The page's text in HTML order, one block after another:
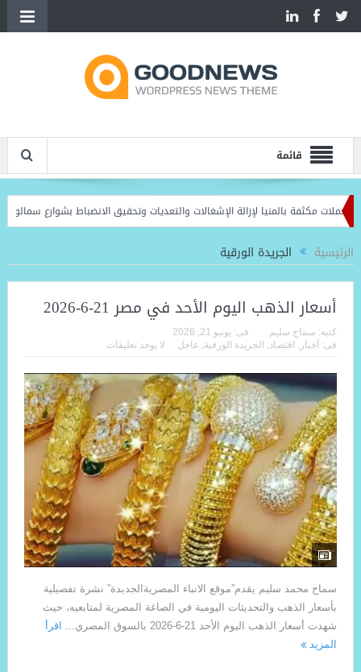
قائمة
بالمنيا لإزالة الإشغالات والتعديات وتحقيق الانضباط بشوارع سمالوط وبني مزار
الرئيسية الجريدة الورقية
أسعار الذهب اليوم الأحد في مصر 21-6-2026
كتبه: سماح سليم فى: يونيو 21, 2026
فى: أخبار اقتصاد الجريدة الورقية عاجل لا يوجد تعليقات
سماح محمد سليم يقدم”موقع الانباء المصريةالجديدة” نشرة تفصيلية
بأسعار الذهب والتحديثات اليومية في الصاغة المصرية لمتابعيه، حيث
شهدت أسعار الذهب اليوم الأحد 21-6-2026 بالسوق المصري...
اقرأ
المزيد